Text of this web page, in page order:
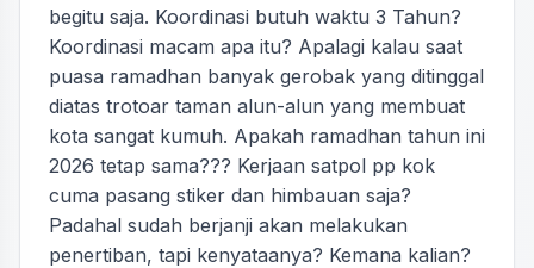
begitu saja. Koordinasi butuh waktu 3 Tahun?
Koordinasi macam apa itu? Apalagi kalau saat
puasa ramadhan banyak gerobak yang ditinggal
diatas trotoar taman alun-alun yang membuat
kota sangat kumuh. Apakah ramadhan tahun ini
2026 tetap sama??? Kerjaan satpol pp kok
cuma pasang stiker dan himbauan saja?
Padahal sudah berjanji akan melakukan
penertiban, tapi kenyataanya? Kemana kalian?